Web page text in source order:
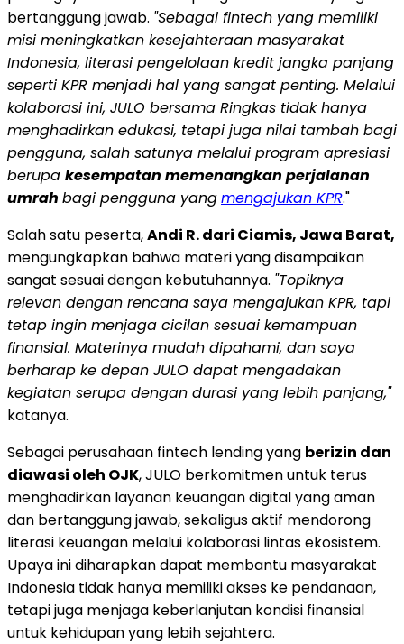
bertanggung jawab. "Sebagai fintech yang memiliki
misi meningkatkan kesejahteraan masyarakat
Indonesia, literasi pengelolaan kredit jangka panjang
seperti KPR menjadi hal yang sangat penting. Melalui
kolaborasi ini, JULO bersama Ringkas tidak hanya
menghadirkan edukasi, tetapi juga nilai tambah bagi
pengguna, salah satunya melalui program apresiasi
berupa kesempatan memenangkan perjalanan
umrah bagi pengguna yangmengajukan KPR."
Salah satu peserta,Andi R. dari Ciamis, Jawa Barat,
mengungkapkan bahwa materi yang disampaikan
sangat sesuai dengan kebutuhannya. "Topiknya
relevan dengan rencana saya mengajukan KPR, tapi
tetap ingin menjaga cicilan sesuai kemampuan
finansial. Materinya mudah dipahami, dan saya
berharap ke depan JULO dapat mengadakan
kegiatan serupa dengan durasi yang lebih panjang,"
katanya.
Sebagai perusahaan fintech lending yang berizin dan
diawasi oleh OJK, JULO berkomitmen untuk terus
menghadirkan layanan keuangan digital yang aman
dan bertanggung jawab, sekaligus aktif mendorong
literasi keuangan melalui kolaborasi lintas ekosistem.
Upaya ini diharapkan dapat membantu masyarakat
Indonesia tidak hanya memiliki akses ke pendanaan,
tetapi juga menjaga keberlanjutan kondisi finansial
untuk kehidupan yang lebih sejahtera.